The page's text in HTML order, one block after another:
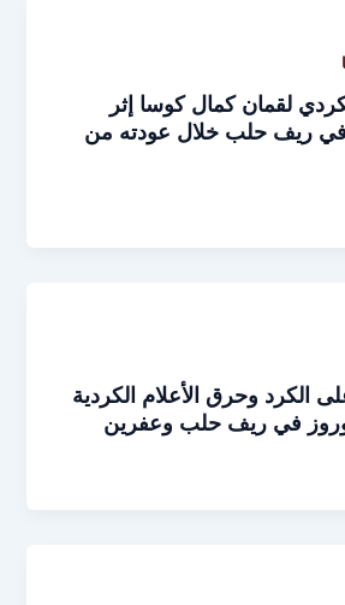
لقمان كمال كوسا إثر
في ريف حلب خلال عودته من
الكرد وحرق الأعلام الكردية
في ريف حلب وعفرين